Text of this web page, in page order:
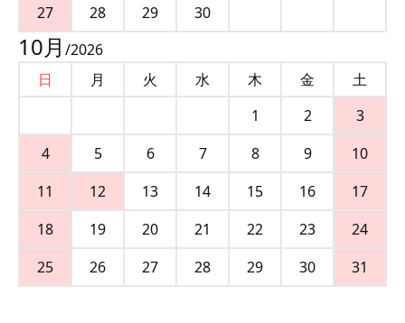
27
28 29 30
10月 /2026
日
月 火 水 木 金
土
1
2
3
4
5 6 7 8 9
10
11
12 13 14 15 16
17
18
19 20 21 22 23
24
25
26 27 28 29 30 31